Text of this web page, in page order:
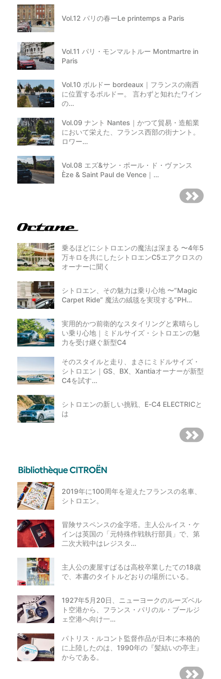
｢Citroën Marche｣出店者の以下の行為を禁止します。以
下の禁止行為を行った出店者に対しては、主催者から注
(1) 当イベントの参加規約に禁止行為と記されている行
(2) 社会通念上不適当と思われるもの、及び法律・関係諸
条例に抵触する物品の持ち込み、販売、及び行為。
危険物、生き物、飲食品全般、医薬品、嗜好品の場内へ
の持ち込み、及び販売。また射幸心を煽るクジ引き類
や、掛け売り行為など。
(4) チラシ配布、アンケート回収、企業広告的な内容な
(5) 販売可能時間前の物品・金銭のやり取り。また会期中
に場内で他の出店者から購入した物を自分の出店場所に
て再販売する行為。
(6) 出店エリアのハミ出しおよび強引な販売および誘客行
(7) ノボリや看板、POPサイン類など、風の影響などで
主催者が危ないと判断したアイテムの掲出はご遠慮いた
だく可能性がございます。
(8) 当イベントが定める運営ルールに従わない行為
(9) その他、主催者がイベント参加に不適切と判断する行
【応募に関する注意事項】
次の場合にはご応募は無効となります。
1) シトロエンオーナーではない場合
2) 本キャンペーンの関係者による応募の場合
ご応募はお一人様１回限りとさせていただきます。
同一住所にお住いの複数の方が当選された場合は1名のみ
当選とさせていただきます。
本キャンペーンへのご応募、お問い合わせにかかる通信
機種・OS・ブラウザ等の理由により一部のPC、携帯電
話、スマートフォン、タブレット等ではご応募いただけ
ない場合もございます。
当選権利の譲渡、換金、返品等には応じかねますので、
【本イベント及び本応募規約の変更等】
当社が必要と判断した場合には、当社は、予告なくいつ
でも本イベントの内容を変更、停止、中止及び終了する
ことができるものとします。
当社は法令等の改正が行われた場合、経済的な条件が変
更された場合、本イベント内容の変更の必要が生じた場
合その他当社が必要と認めた場合に本応募規約を変更す
ることがあります。その際、当社は、Avec Citroën、公
式インスタグラムでの掲示その他適切な方法により本応
の効力発生日をもって当該本応募規約の効力が発生する
ものとします。
【当社の責任】
本応募規約に基づき当社が行った行為及び本イベントに関連し
ない限り、当社は一切の損害賠償責任その他責任を負わず、応
募者は当社に対して一切の要求、請求等をすることができない
ものとします。また、当社に故意または重大な過失がある場合
に限られます。
3. 個人情報の取り扱いについて
個人情報の取扱い
弊社（Stellantisジャパン株式会社）は、お客様が当サイト内で
ご入力された個人情報（以下「入力情報」といいます。）を、
次の目的で利用します。
1. 弊社製品に関するフェア、製品情報、イベント等についての
電話、e-mail、訪問、DM発送、SMS等によるご案内
2. 弊社の自動車販売事業における商品・サービスの企画・開
Vol.12 パリの春ーLe printemps a Paris
Vol.11 パリ・モンマルトルー Montmartre in
Paris
Vol.10 ボルドー bordeaux｜フランスの南西
に位置するボルドー。 言わずと知れたワイン
の…
Vol.09 ナント Nantes｜かつて貿易・造船業
において栄えた、フランス西部の街ナント。
ロワー…
Vol.08 エズ&サン・ポール・ド・ヴァンス
Èze & Saint Paul de Vence｜…
乗るほどにシトロエンの魔法は深まる 〜4年5
万キロを共にしたシトロエンC5エアクロスの
オーナーに聞く
シトロエン、その魅力は乗り心地 〜”Magic
Carpet Ride” 魔法の絨毯を実現する”PH…
実用的かつ前衛的なスタイリングと素晴らし
い乗り心地｜ミドルサイズ・シトロエンの魅
力を受け継ぐ新型C4
そのスタイルと走り、まさにミドルサイズ・
シトロエン｜GS、BX、Xantiaオーナーが新型
C4を試す…
シトロエンの新しい挑戦、E-C4 ELECTRICと
は
2019年に100周年を迎えたフランスの名車、
シトロエン。
冒険サスペンスの金字塔。主人公ルイス・ケ
インは英国の「元特殊作戦執行部員」で、第
二次大戦中はレジスタ…
主人公の麦屋すばるは高校卒業したての18歳
で、本書のタイトルどおりの場所にいる。
1927年5月20日、ニューヨークのルーズベル
ト空港から、フランス・パリのル・ブールジ
ェ空港へ向け一…
パトリス・ルコント監督作品が日本に本格的
に上陸したのは、1990年の『髪結いの亭主』
からである。